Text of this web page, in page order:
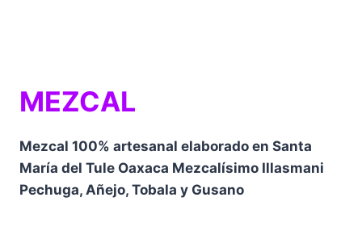
MEZCAL
Mezcal 100% artesanal elaborado en Santa
María del Tule Oaxaca Mezcalísimo Illasmani
Pechuga, Añejo, Tobala y Gusano